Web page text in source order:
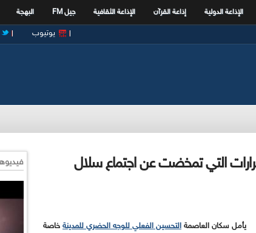
الإذاعة الدولية إذاعة القرآن الإذاعة الثقافية جيل FM البهجة
يوتيوب
التي تمخضت عن اجتماع سلال
يأمل سكان العاصمة التحسين الفعلي للوجه الحضري للمدينة خاصة